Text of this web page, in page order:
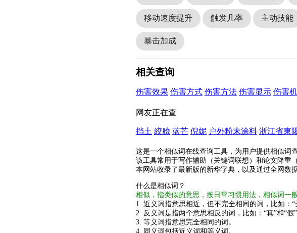
移动速度提升 触发几率 主动技能
暴击加成
相关查询
伤害效果 伤害方式 伤害方法 伤害显示 伤害
网友正在查
挡土 絞臉 蓝芒 倪妮 户外粉末涂料 浙江省東
这是一个相似词在线查询工具，为用户提供相似词
该工具常用于写作辅助（关键词联想）和论文降重
本网站收录了最新版的新华字典，以及通过全网数
什么是相似词？
相似，指类似的意思，按日常习惯用法，相似词一
1. 近义词指意思相近，但不完全相同的词，比如：“
2. 反义词是指两个意思相反的词，比如：“真”和“假”
3. 等义词指意思完全相同的词。
4. 同义词包括近义词和等义词。